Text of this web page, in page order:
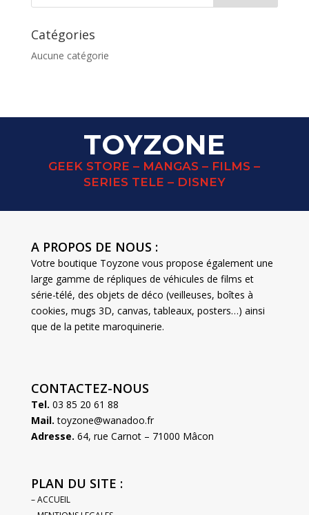
Catégories
Aucune catégorie
TOYZONE
GEEK STORE – MANGAS – FILMS –
SERIES TELE – DISNEY
A PROPOS DE NOUS :
Votre boutique Toyzone vous propose également une
large gamme de répliques de véhicules de films et
série-télé, des objets de déco (veilleuses, boîtes à
cookies, mugs 3D, canvas, tableaux, posters…) ainsi
que de la petite maroquinerie.
CONTACTEZ-NOUS
Tel. 03 85 20 61 88
Mail. toyzone@wanadoo.fr
Adresse. 64, rue Carnot – 71000 Mâcon
PLAN DU SITE :
– ACCUEIL